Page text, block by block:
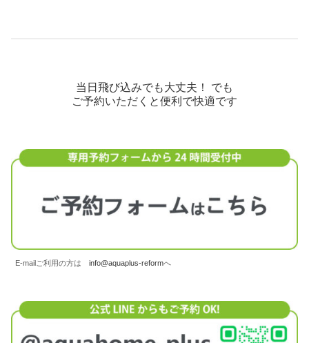
当日飛び込みでも大丈夫！ でも
ご予約いただくと便利で快適です
E-mailご利用の方は info@aquaplus-reformへ